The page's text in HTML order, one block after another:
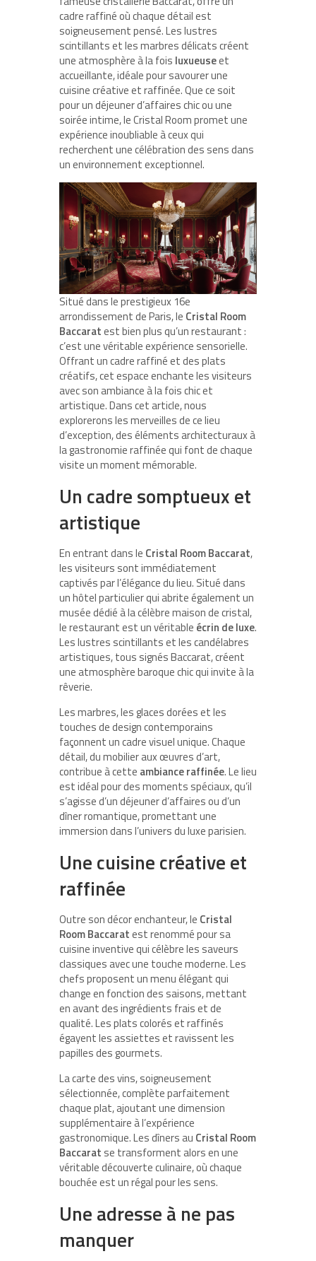
cadre raffiné où chaque détail est
soigneusement pensé. Les lustres
scintillants et les marbres délicats créent
une atmosphère à la fois luxueuseet
accueillante, idéale pour savourer une
cuisine créative et raffinée. Que ce soit
pour un déjeuner d’affaires chic ou une
soirée intime, le Cristal Room promet une
expérience inoubliable à ceux qui
recherchent une célébration des sens dans
un environnement exceptionnel.
Situé dans le prestigieux 16e
arrondissement de Paris, le Cristal Room
Baccaratest bien plus qu’un restaurant :
c’est une véritable expérience sensorielle.
Offrant un cadre raffiné et des plats
créatifs, cet espace enchante les visiteurs
avec son ambiance à la fois chic et
artistique. Dans cet article, nous
explorerons les merveilles de ce lieu
d’exception, des éléments architecturaux à
la gastronomie raffinée qui font de chaque
visite un moment mémorable.
Un cadre somptueux et
artistique
En entrant dans le Cristal Room Baccarat,
les visiteurs sont immédiatement
captivés par l’élégance du lieu. Situé dans
un hôtel particulier qui abrite également un
musée dédié à la célèbre maison de cristal,
le restaurant est un véritable écrin de luxe.
Les lustres scintillants et les candélabres
artistiques, tous signés Baccarat, créent
une atmosphère baroque chic qui invite à la
rêverie.
Les marbres, les glaces dorées et les
touches de design contemporains
façonnent un cadre visuel unique. Chaque
détail, du mobilier aux œuvres d’art,
contribue à cette ambiance raffinée. Le lieu
est idéal pour des moments spéciaux, qu’il
s’agisse d’un déjeuner d’affaires ou d’un
dîner romantique, promettant une
immersion dans l’univers du luxe parisien.
Une cuisine créative et
raffinée
Outre son décor enchanteur, le Cristal
Room Baccaratest renommé pour sa
cuisine inventive qui célèbre les saveurs
classiques avec une touche moderne. Les
chefs proposent un menu élégant qui
change en fonction des saisons, mettant
en avant des ingrédients frais et de
qualité. Les plats colorés et raffinés
égayent les assiettes et ravissent les
papilles des gourmets.
La carte des vins, soigneusement
sélectionnée, complète parfaitement
chaque plat, ajoutant une dimension
supplémentaire à l’expérience
gastronomique. Les dîners au Cristal Room
Baccarat se transforment alors en une
véritable découverte culinaire, où chaque
bouchée est un régal pour les sens.
Une adresse à ne pas
manquer